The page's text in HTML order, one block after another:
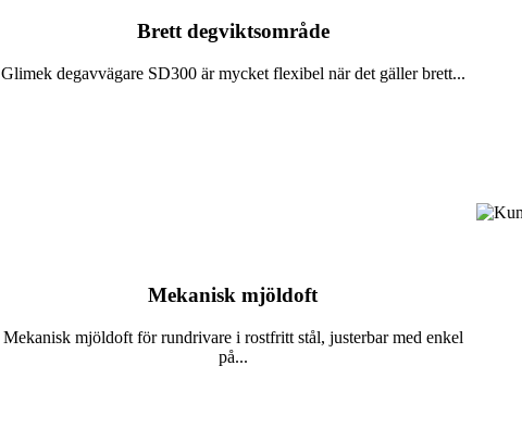
Brett degviktsområde
Glimek degavvägare SD300 är mycket flexibel när det gäller brett...
Mekanisk mjöldoft
Mekanisk mjöldoft för rundrivare i rostfritt stål, justerbar med enkel
på...